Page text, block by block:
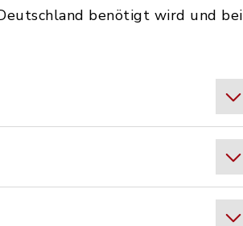
benötigt wird und bei